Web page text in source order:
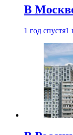
В
1 год спустя1